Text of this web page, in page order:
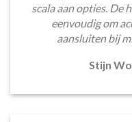
scala aan opties. De
eenvoudig om
aansluiten bij
Stijn